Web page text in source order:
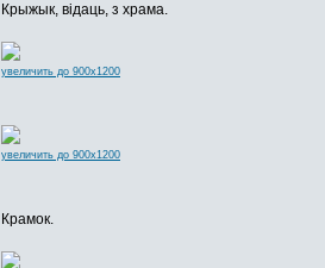
Крыжык, відаць, з храма.
увеличить до 900x1200
увеличить до 900x1200
Крамок.